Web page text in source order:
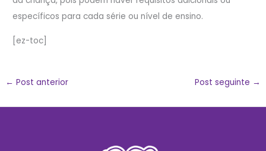
específicos para cada série ou nível de ensino.
[ez-toc]
← Post anterior Post seguinte →